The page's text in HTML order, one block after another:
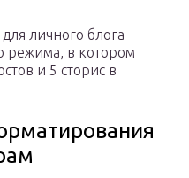
личного блога
режима, в котором
и 5 сторис в